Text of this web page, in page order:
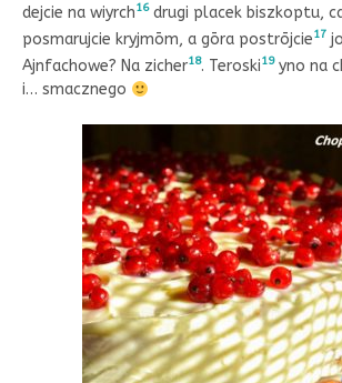
dejcie na wiyrch16drugi placek biszkoptu,
posmarujcie kryjmōm, a gōra postrōjcie17
Ajnfachowe? Na zicher18. Teroski19yno na
i… smacznego